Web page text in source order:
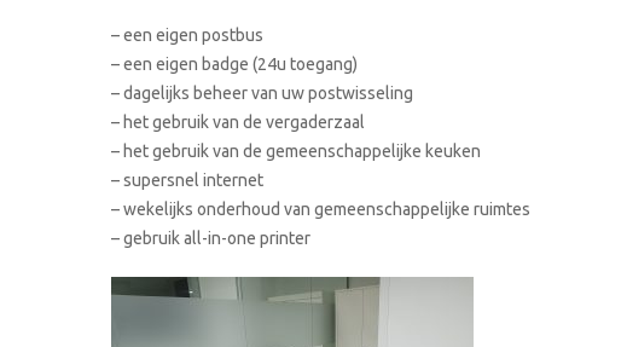
– een eigen postbus
– een eigen badge (24u toegang)
– dagelijks beheer van uw postwisseling
– het gebruik van de vergaderzaal
– het gebruik van de gemeenschappelijke keuken
– supersnel internet
– wekelijks onderhoud van gemeenschappelijke ruimtes
– gebruik all-in-one printer